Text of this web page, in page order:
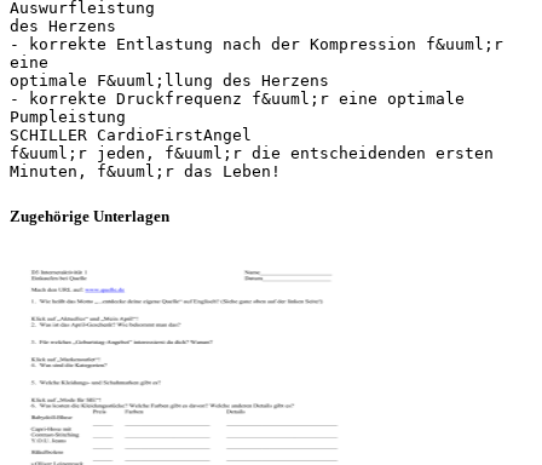
Auswurfleistung
des Herzens
- korrekte Entlastung nach der Kompression f&uuml;r
eine
optimale F&uuml;llung des Herzens
- korrekte Druckfrequenz f&uuml;r eine optimale
Pumpleistung
SCHILLER CardioFirstAngel
f&uuml;r jeden, f&uuml;r die entscheidenden ersten
Zugehörige Unterlagen